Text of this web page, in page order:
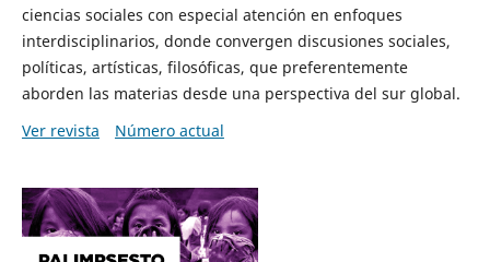
ciencias sociales con especial atención en enfoques
interdisciplinarios, donde convergen discusiones sociales,
políticas, artísticas, filosóficas, que preferentemente
aborden las materias desde una perspectiva del sur global.
Ver revista
Número actual